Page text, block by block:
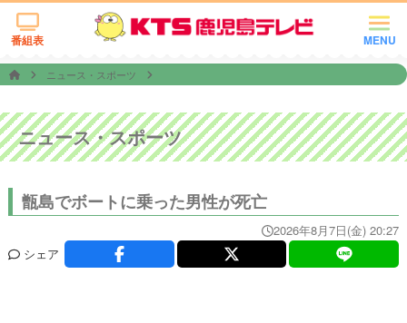
MENU
番組表
ニュース・スポーツ
ニュース・スポーツ
甑島でボートに乗った男性が死亡
2026年8月7日(金) 20:27
シェア